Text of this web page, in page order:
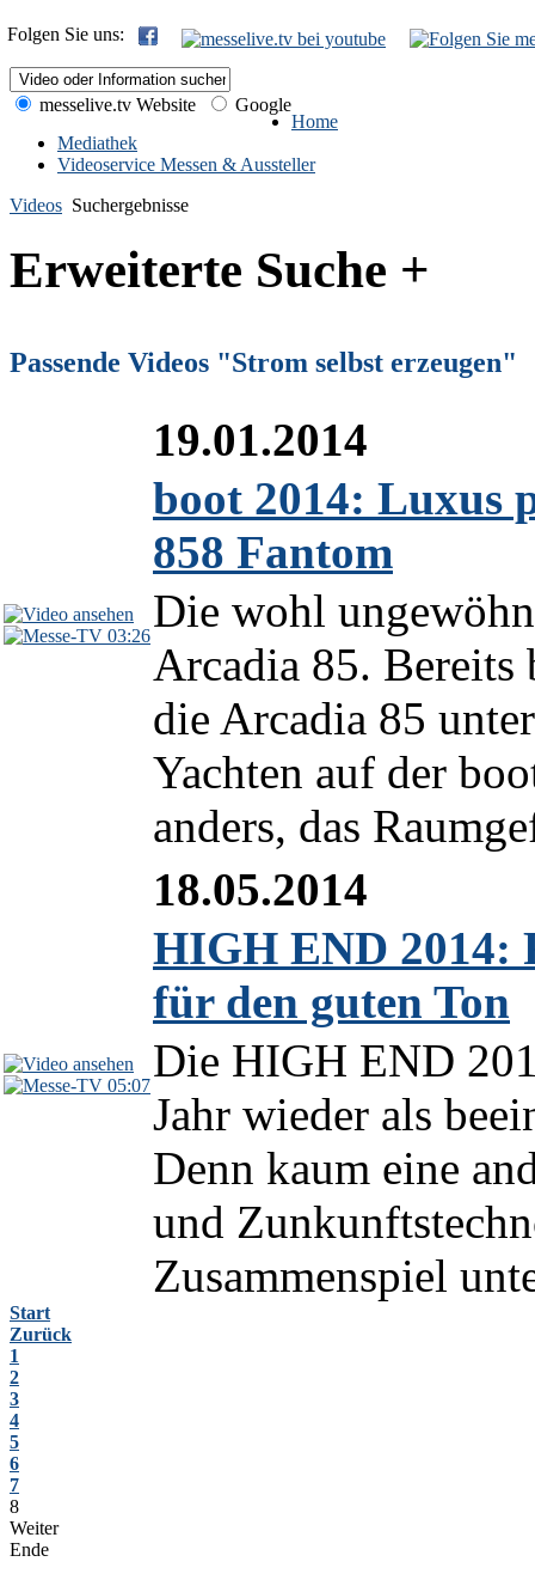
Folgen Sie uns:
messelive.tv Website
Google
Home
Mediathek
Videoservice Messen & Aussteller
Videos Suchergebnisse
Erweiterte Suche +
Passende Videos "Strom selbst erzeugen"
03:26
19.01.2014
boot 2014: Luxus
858 Fantom
Die wohl
Arcadia 85.
die Arcadia 85
Yachten auf der
anders, das
05:07
18.05.2014
HIGH END 2014:
für den guten Ton
Die HIGH END
Jahr wieder als
Denn kaum eine
und
Zusammenspiel
Start
Zurück
1
2
3
4
5
6
7
8
Weiter
Ende